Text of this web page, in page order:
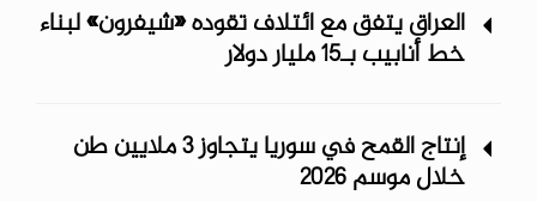
العراق يتفق مع ائتلاف تقوده «شيفرون» لبناء
خط أنابيب بـ15 مليار دولار
إنتاج القمح في سوريا يتجاوز 3 ملايين طن
خلال موسم 2026